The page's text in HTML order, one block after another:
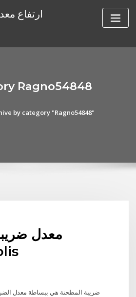
ارتفاع
Ragno54848
by category "Ragno54848"
معدل
ضريبة المطحنة هي ببساطة معدل